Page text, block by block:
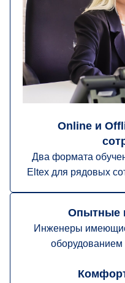
Online и
Два формата
Eltex для рядовых
Опытные
Инженеры